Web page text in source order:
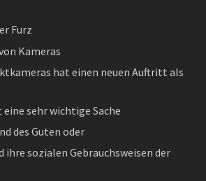
Furz
Kameras
hat einen neuen Auftritt als
sehr wichtige Sache
des Guten oder
ihre sozialen Gebrauchsweisen der